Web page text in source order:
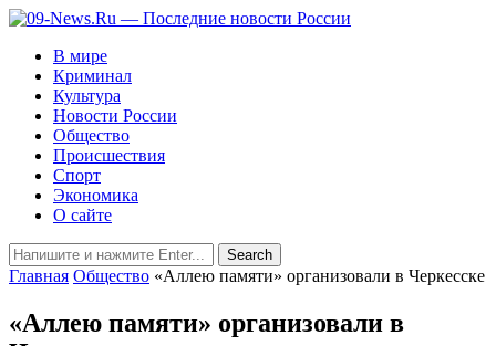
В мире
Криминал
Культура
Новости России
Общество
Происшествия
Спорт
Экономика
О сайте
Главная Общество «Аллею памяти» организовали в Черкесске
«Аллею памяти» организовали в